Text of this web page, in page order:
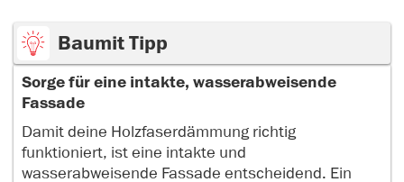
Baumit Tipp
Sorge für eine intakte, wasserabweisende
Fassade
Damit deine Holzfaserdämmung richtig
funktioniert, ist eine intakte und
wasserabweisende Fassade entscheidend. Ein